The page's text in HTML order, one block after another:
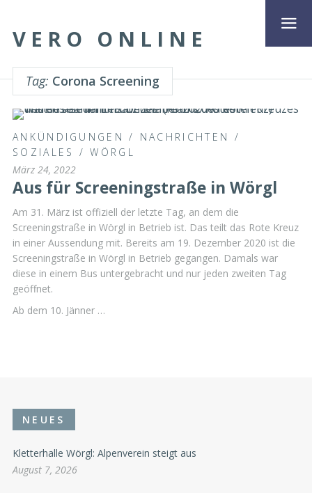
VERO ONLINE
Tag: Corona Screening
ANKÜNDIGUNGEN / NACHRICHTEN
/
SOZIALES
/WÖRGL
März 24, 2022
Aus für Screeningstraße in Wörgl
Am 31. März ist offiziell der letzte Tag, an dem die
Screeningstraße in Wörgl in Betrieb ist. Das teilt das Rote Kreuz
in einer Aussendung mit. Bereits am 19. Dezember 2020 ist die
Screeningstraße in Wörgl in Betrieb gegangen. Damals war
diese in einem Bus untergebracht und nur jeden zweiten Tag
geöffnet.
Ab dem 10. Jänner …
NEUES
Kletterhalle Wörgl: Alpenverein steigt aus
August 7, 2026